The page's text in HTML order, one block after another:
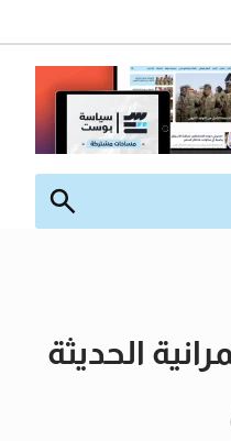
الحديثة